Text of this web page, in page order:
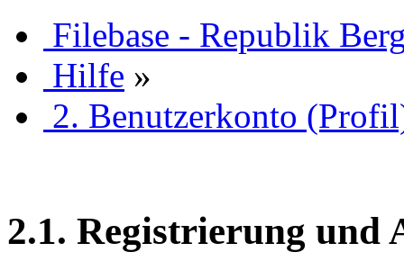
Filebase - Republik
Hilfe »
2. Benutzerkonto
2.1. Registrierung und